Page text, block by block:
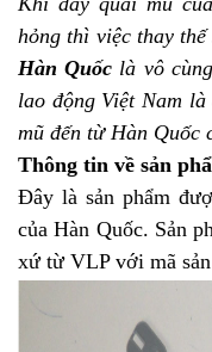
hỏng thì việc thay
Hàn Quốc là vô
lao động Việt Nam
mũ đến từ Hàn Quốc
Thông tin về sản
Đây là sản phẩm
của Hàn Quốc. Sản
xứ từ VLP với mã